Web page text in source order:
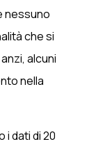
nessuno
che si
alcuni
nella
i dati di 20